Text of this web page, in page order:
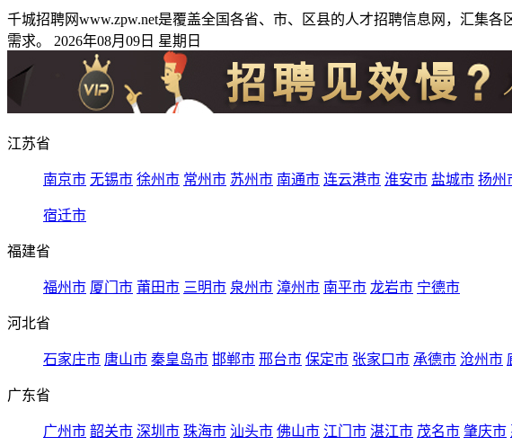
千城招聘网www.zpw.net是覆盖全国各省、市、区县的人才招聘信息网，汇集
需求。 2026年08月09日 星期日
江苏省
南京市 无锡市 徐州市 常州市 苏州市 南通市 连云港市 淮安市 盐城市 扬州
宿迁市
福建省
福州市 厦门市 莆田市 三明市 泉州市 漳州市 南平市 龙岩市 宁德市
河北省
石家庄市 唐山市 秦皇岛市 邯郸市 邢台市 保定市 张家口市 承德市 沧州市
广东省
广州市 韶关市 深圳市 珠海市 汕头市 佛山市 江门市 湛江市 茂名市 肇庆市